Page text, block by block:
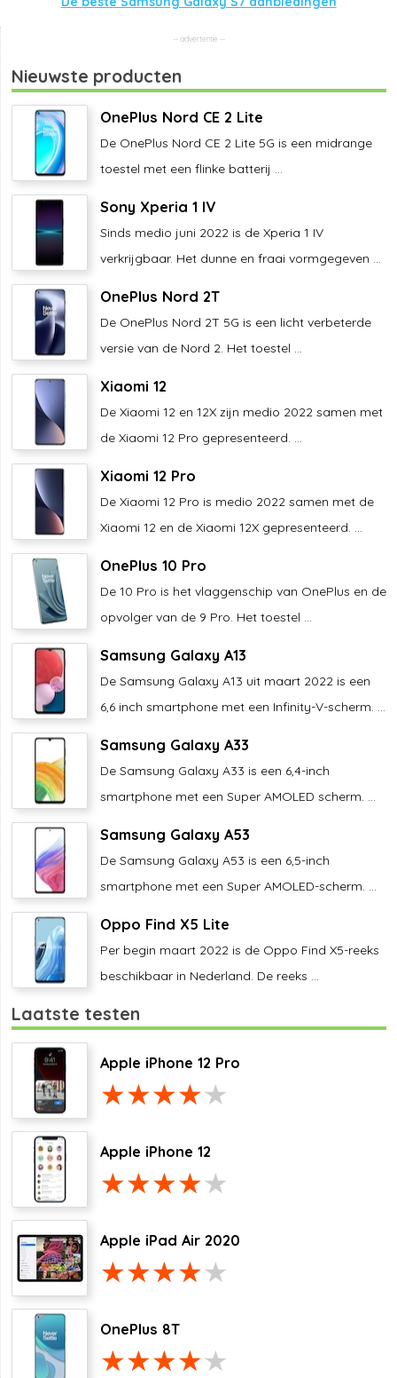
Nieuwste producten
OnePlus Nord CE 2 Lite
De OnePlus Nord CE 2 Lite 5G is een midrange
toestel met een flinke batterij ...
Sony Xperia 1 IV
Sinds medio juni 2022 is de Xperia 1 IV
verkrijgbaar. Het dunne en fraai vormgegeven ...
OnePlus Nord 2T
De OnePlus Nord 2T 5G is een licht verbeterde
versie van de Nord 2. Het toestel ...
Xiaomi 12
De Xiaomi 12 en 12X zijn medio 2022 samen met
de Xiaomi 12 Pro gepresenteerd. ...
Xiaomi 12 Pro
De Xiaomi 12 Pro is medio 2022 samen met de
Xiaomi 12 en de Xiaomi 12X gepresenteerd. ...
OnePlus 10 Pro
De 10 Pro is het vlaggenschip van OnePlus en de
opvolger van de 9 Pro. Het toestel ...
Samsung Galaxy A13
De Samsung Galaxy A13 uit maart 2022 is een
6,6 inch smartphone met een Infinity-V-scherm. ...
Samsung Galaxy A33
De Samsung Galaxy A33 is een 6,4-inch
smartphone met een Super AMOLED scherm. ...
Samsung Galaxy A53
De Samsung Galaxy A53 is een 6,5-inch
smartphone met een Super AMOLED-scherm. ...
Oppo Find X5 Lite
Per begin maart 2022 is de Oppo Find X5-reeks
beschikbaar in Nederland. De reeks ...
Laatste testen
Apple iPhone 12 Pro
Apple iPhone 12
Apple iPad Air 2020
OnePlus 8T